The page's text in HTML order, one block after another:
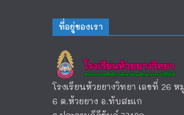
ที่อยู่ของเรา
โรงเรียนห้วยยางวิทยา เลขที่ 26 ห
6 ต.ห้วยยาง อ.ทับสะแก